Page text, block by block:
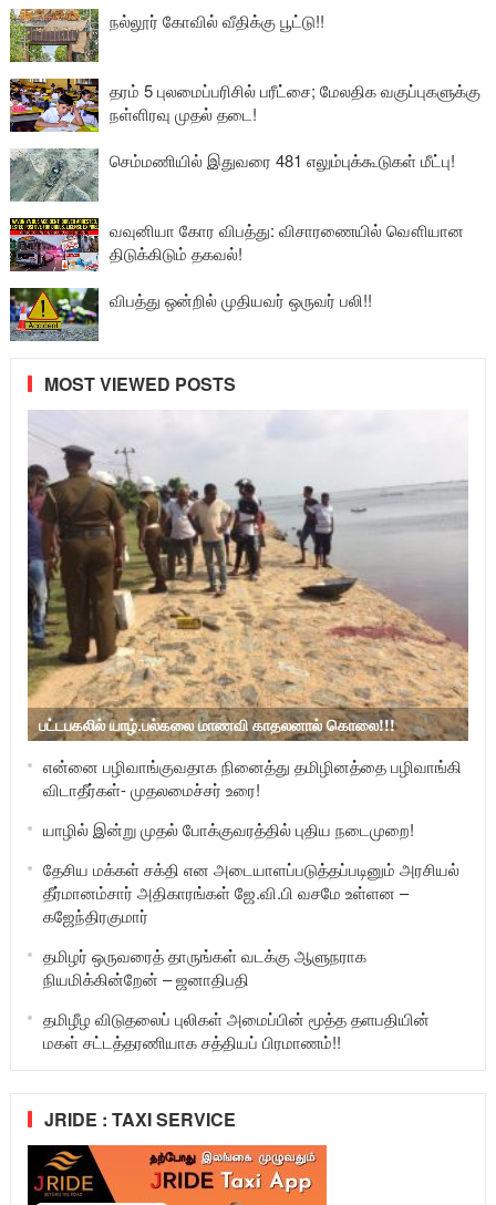
நல்லூர் கோவில் வீதிக்கு பூட்டு!!
தரம் 5 புலமைப்பரிசில் பரீட்சை; மேலதிக வகுப்புகளுக்கு
நள்ளிரவு முதல் தடை!
செம்மணியில் இதுவரை 481 எலும்புக்கூடுகள் மீட்பு!
வவுனியா கோர விபத்து: விசாரணையில் வௌியான
திடுக்கிடும் தகவல்!
விபத்து ஒன்றில் முதியவர் ஒருவர் பலி!!
MOST VIEWED POSTS
பட்டபகலில் யாழ்.பல்கலை மாணவி காதலனால் கொலை!!!
என்னை பழிவாங்குவதாக நினைத்து தமிழினத்தை பழிவாங்கி
விடாதீர்கள்- முதலமைச்சர் உரை!
யாழில் இன்று முதல் போக்குவரத்தில் புதிய நடைமுறை!
தேசிய மக்கள் சக்தி என அடையாளப்படுத்தப்படினும் அரசியல்
தீர்மானம்சார் அதிகாரங்கள் ஜே.வி.பி வசமே உள்ளன –
கஜேந்திரகுமார்
தமிழர் ஒருவரைத் தாருங்கள் வடக்கு ஆளுநராக
நியமிக்கின்றேன் – ஜனாதிபதி
தமிழீழ விடுதலைப் புலிகள் அமைப்பின் மூத்த தளபதியின்
மகள் சட்டத்தரணியாக சத்தியப் பிரமாணம்!!
JRIDE : TAXI SERVICE